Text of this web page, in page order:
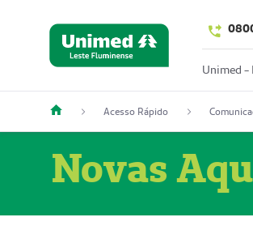
Unimed -
Acesso Rápido
Novas